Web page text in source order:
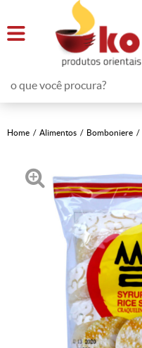
Home Alimentos Bomboniere